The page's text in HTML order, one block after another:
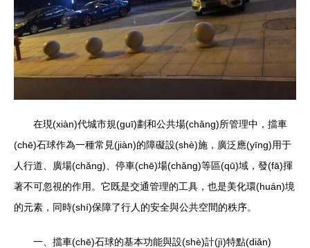
在現(xiàn)代城市規(guī)劃和公共場(chǎng)所管理中，擋車
(chē)石球作為一種常見(jiàn)的障礙設(shè)施，廣泛應(yīng)用于
人行道、廣場(chǎng)、停車(chē)場(chǎng)等區(qū)域，發(fā)揮
著不可忽視的作用。它既是交通管理的工具，也是美化環(huán)境
的元素，同時(shí)保障了行人的安全與公共空間的秩序。
一、擋車(chē)石球的基本功能與設(shè)計(jì)特點(diǎn)